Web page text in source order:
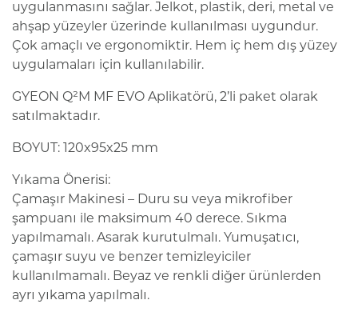
uygulanmasını sağlar. Jelkot, plastik, deri, metal ve
ahşap yüzeyler üzerinde kullanılması uygundur.
Çok amaçlı ve ergonomiktir. Hem iç hem dış yüzey
uygulamaları için kullanılabilir.
GYEON Q²M MF EVO Aplikatörü, 2’li paket olarak
satılmaktadır.
BOYUT: 120x95x25 mm
Yıkama Önerisi:
Çamaşır Makinesi – Duru su veya mikrofiber
şampuanı ile maksimum 40 derece. Sıkma
yapılmamalı. Asarak kurutulmalı. Yumuşatıcı,
çamaşır suyu ve benzer temizleyiciler
kullanılmamalı. Beyaz ve renkli diğer ürünlerden
ayrı yıkama yapılmalı.